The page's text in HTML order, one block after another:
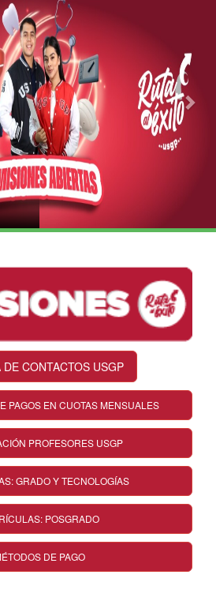
DE CONTACTOS USGP
PAGOS EN CUOTAS MENSUALES
PROFESORES USGP
GRADO Y TECNOLOGÍAS
POSGRADO
DE PAGO